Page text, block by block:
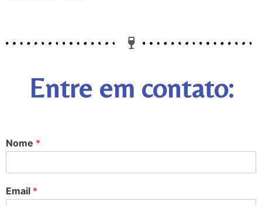
Entre em contato:
Nome *
Email *